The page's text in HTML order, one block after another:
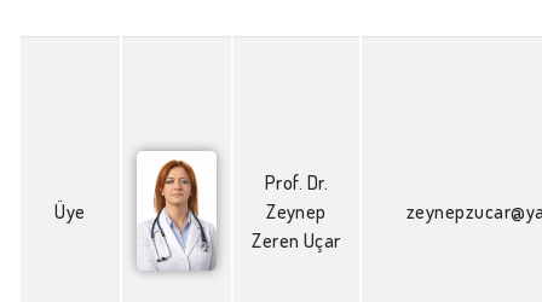
Üye
Prof. Dr.
Zeynep
Zeren Uçar